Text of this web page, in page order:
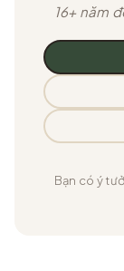
16+ năm
Bạn có ý